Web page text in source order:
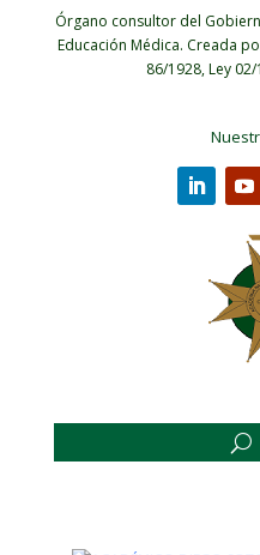
Órgano consultor del
Educación Médica. Creada
86/1928, Ley